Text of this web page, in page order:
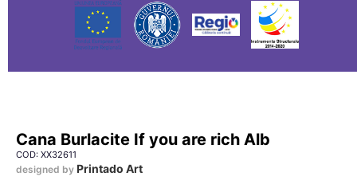
Cana Burlacite If you are rich Alb
COD: XX32611
designed by Printado Art